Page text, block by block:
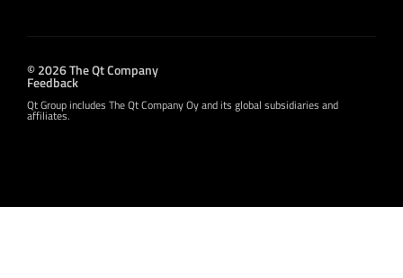
© 2026 The Qt Company
Feedback
Qt Group includes The Qt Company Oy and its global subsidiaries and
affiliates.